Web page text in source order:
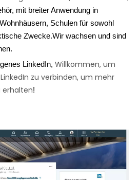
mit breiter Anwendung in
Schulen für sowohl
Zwecke.Wir wachsen und sind
LinkedIn, Willkommen, um
zu verbinden, um mehr
erhalten!